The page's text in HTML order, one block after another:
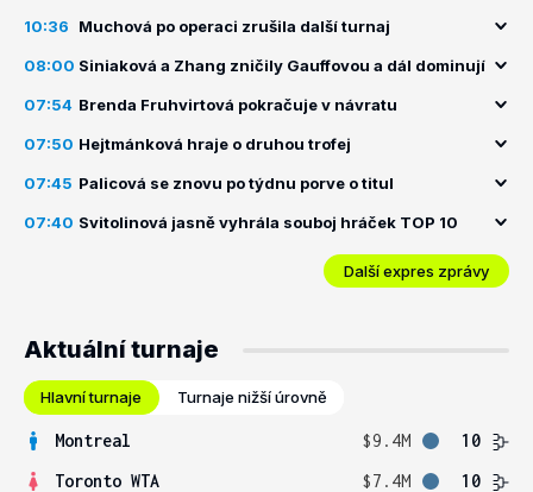
10:36 Muchová po operaci zrušila další turnaj
08:00 Siniaková a Zhang zničily Gauffovou a dál dominují
07:54 Brenda Fruhvirtová pokračuje v návratu
07:50 Hejtmánková hraje o druhou trofej
07:45 Palicová se znovu po týdnu porve o titul
07:40 Svitolinová jasně vyhrála souboj hráček TOP 10
Další expres zprávy
Aktuální turnaje
Hlavní turnaje Turnaje nižší úrovně
Montreal $9.4M
10
Toronto WTA
$7.4M 10